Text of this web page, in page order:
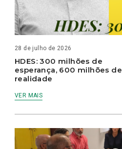
28 de julho de 2026
HDES: 300 milhões de
esperança, 600 milhões de
realidade
VER MAIS